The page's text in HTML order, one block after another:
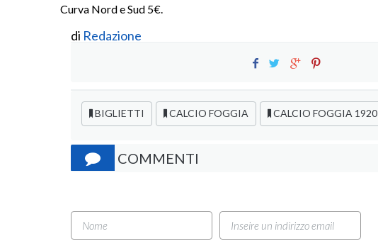
Curva Nord e Sud 5€.
di Redazione
BIGLIETTI CALCIO FOGGIA CALCIO FOGGIA 1920
COMMENTI